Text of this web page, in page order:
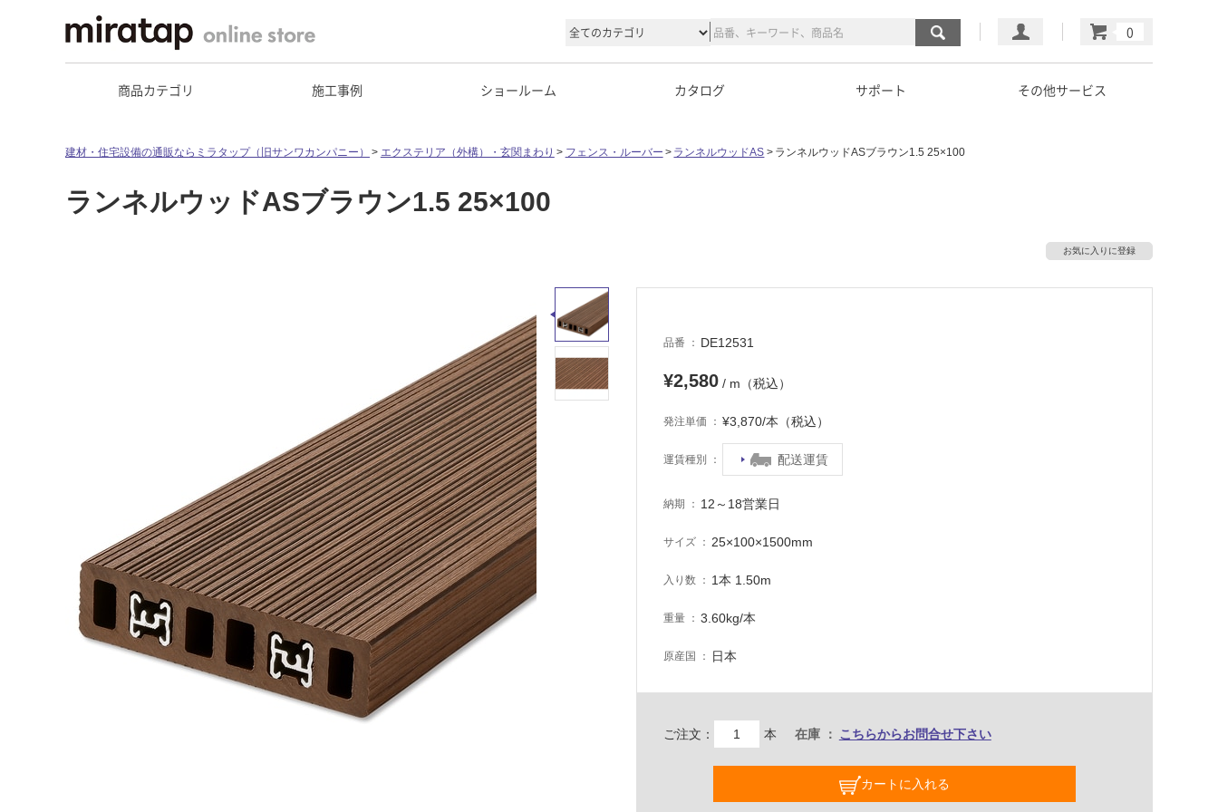
マイページ
カート
商品カテゴリ 施工事例 ショールーム カタログ サポート その他サービス
建材・住宅設備の通販ならミラタップ（旧サンワカンパニー） エクステリア（外構）・玄関まわり フェンス・ルーバー ランネルウッドAS ランネルウッドASブラウン1.5 25×100
ランネルウッドASブラウン1.5 25×100
お気に入りに登録
品番 DE12531
¥2,580 / m（税込）
発注単価 ¥3,870/本（税込）
運賃種別 配送運賃
納期 12～18営業日
サイズ 25×100×1500mm
入り数 1本 1.50m
重量 3.60kg/本
原産国 日本
ご注文： 本 在庫 こちらからお問合せ下さい
カートに入れる